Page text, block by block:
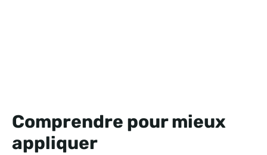
Comprendre pour mieux
appliquer